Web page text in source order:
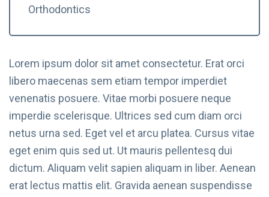
Orthodontics
Lorem ipsum dolor sit amet consectetur. Erat orci
libero maecenas sem etiam tempor imperdiet
venenatis posuere. Vitae morbi posuere neque
imperdie scelerisque. Ultrices sed cum diam orci
netus urna sed. Eget vel et arcu platea. Cursus vitae
eget enim quis sed ut. Ut mauris pellentesq dui
dictum. Aliquam velit sapien aliquam in liber. Aenean
erat lectus mattis elit. Gravida aenean suspendisse